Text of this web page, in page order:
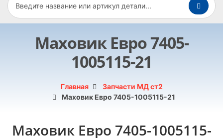
Маховик Евро 7405-
1005115-21
Главная
Запчасти МД ст2
Маховик Евро 7405-1005115-21
Маховик Евро 7405-1005115-